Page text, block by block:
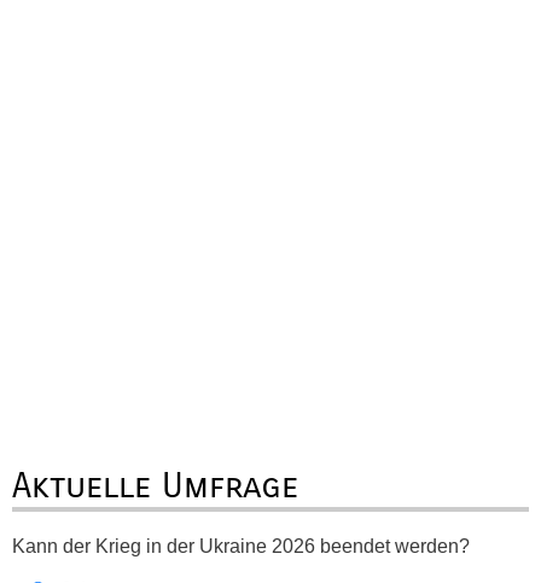
Aktuelle Umfrage
Kann der Krieg in der Ukraine 2026 beendet werden?